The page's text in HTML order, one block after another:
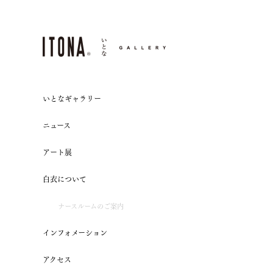
いとなギャラリー
ニュース
アート展
白衣について
ナースルームのご案内
インフォメーション
アクセス